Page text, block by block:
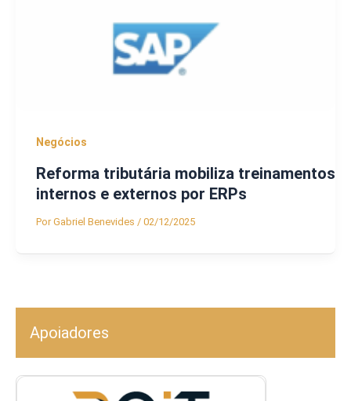
Negócios
Reforma tributária mobiliza treinamentos
internos e externos por ERPs
PorGabriel Benevides / 02/12/2025
Apoiadores